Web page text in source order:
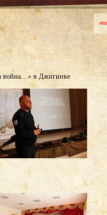
война…» в Джигинке